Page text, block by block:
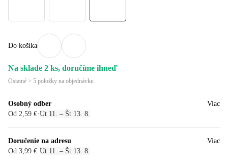
Do košíka
Na sklade 2 ks, doručíme ihneď
Ostatné > 5 položky na objednávku
Osobný odber
Od 2,59 €·Ut 11. – Št 13. 8.
Viac
Doručenie na adresu
Od 3,99 €·Ut 11. – Št 13. 8.
Viac